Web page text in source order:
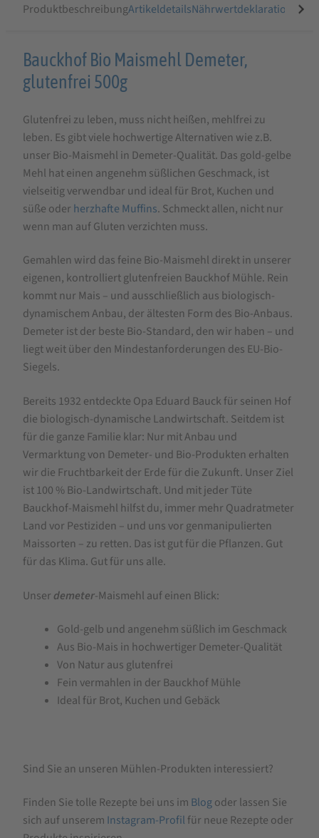
ProduktbeschreibungArtikeldetailsNährwertdeklaration
Produktbeschreibung
für
Bio
Maismehl
Demeter
glutenfrei
500g
Bauckhof Bio Maismehl Demeter,
glutenfrei 500g
Glutenfrei zu leben, muss nicht heißen, mehlfrei zu
leben. Es gibt viele hochwertige Alternativen wie z.B.
unser Bio-Maismehl in Demeter-Qualität. Das gold-gelbe
Mehl hat einen angenehm süßlichen Geschmack, ist
vielseitig verwendbar und ideal für Brot, Kuchen und
süße oder herzhafte Muffins. Schmeckt allen, nicht nur
wenn man auf Gluten verzichten muss.
Gemahlen wird das feine Bio-Maismehl direkt in unserer
eigenen, kontrolliert glutenfreien Bauckhof Mühle. Rein
kommt nur Mais – und ausschließlich aus biologisch-
dynamischem Anbau, der ältesten Form des Bio-Anbaus.
Demeter ist der beste Bio-Standard, den wir haben – und
liegt weit über den Mindestanforderungen des EU-Bio-
Siegels.
Bereits 1932 entdeckte Opa Eduard Bauck für seinen Hof
die biologisch-dynamische Landwirtschaft. Seitdem ist
für die ganze Familie klar: Nur mit Anbau und
Vermarktung von Demeter- und Bio-Produkten erhalten
wir die Fruchtbarkeit der Erde für die Zukunft. Unser Ziel
ist 100 % Bio-Landwirtschaft. Und mit jeder Tüte
Bauckhof-Maismehl hilfst du, immer mehr Quadratmeter
Land vor Pestiziden – und uns vor genmanipulierten
Maissorten – zu retten. Das ist gut für die Pflanzen. Gut
für das Klima. Gut für uns alle.
Unser demeter -Maismehl auf einen Blick:
Gold-gelb und angenehm süßlich im Geschmack
Aus Bio-Mais in hochwertiger Demeter-Qualität
Von Natur aus glutenfrei
Fein vermahlen in der Bauckhof Mühle
Ideal für Brot, Kuchen und Gebäck
Sind Sie an unseren Mühlen-Produkten interessiert?
Finden Sie tolle Rezepte bei uns im Blogoder lassen Sie
sich auf unserem Instagram-Profil für neue Rezepte oder